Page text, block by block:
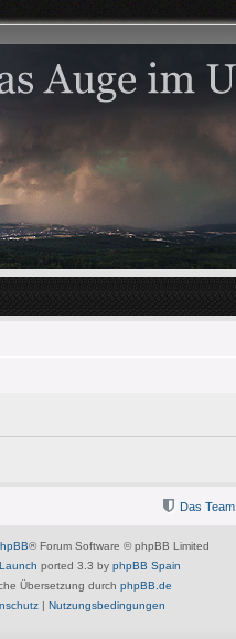
Das Team
® Forum Software © phpBB Limited
ported 3.3 by phpBB Spain
Übersetzung durch phpBB.de
| Nutzungsbedingungen